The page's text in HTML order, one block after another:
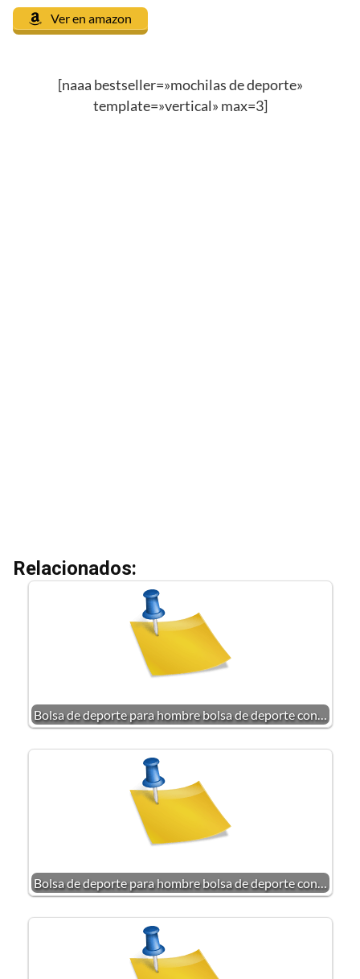
Ver en amazon
[naaa bestseller=»mochilas de deporte»
template=»vertical» max=3]
Relacionados:
Bolsa de deporte para hombre bolsa de deporte con…
Bolsa de deporte para hombre bolsa de deporte con…